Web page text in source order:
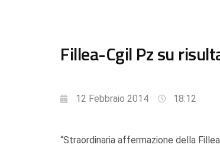
Fillea-Cgil Pz su
12 Febbraio 2014 18:12
“Straordinaria affermazione della